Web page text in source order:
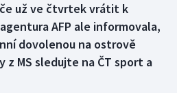
už ve čtvrtek vrátit k
AFP ale informovala,
dovolenou na ostrově
z MS sledujte na ČT sport a